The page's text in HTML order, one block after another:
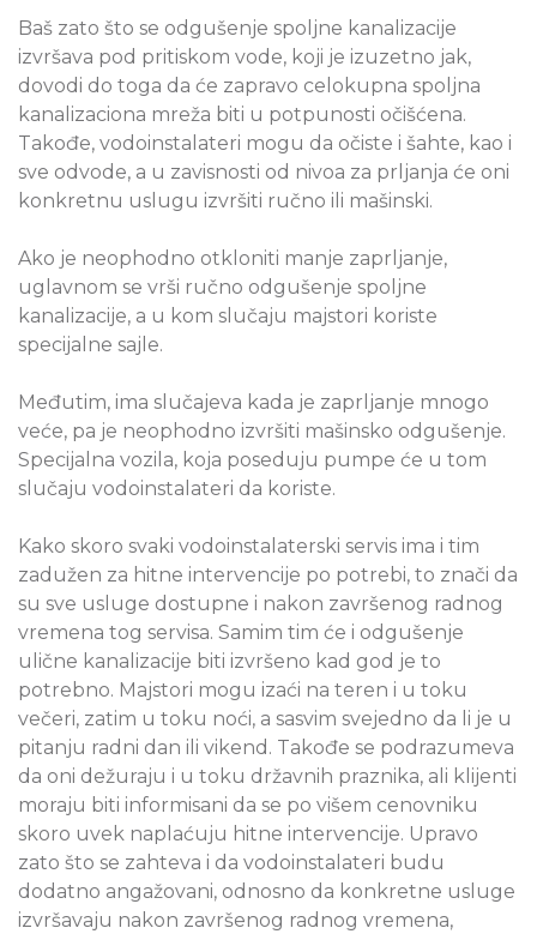
Baš zato što se odgušenje spoljne kanalizacije
izvršava pod pritiskom vode, koji je izuzetno jak,
dovodi do toga da će zapravo celokupna spoljna
kanalizaciona mreža biti u potpunosti očišćena.
Takođe, vodoinstalateri mogu da očiste i šahte, kao i
sve odvode, a u zavisnosti od nivoa za prljanja će oni
konkretnu uslugu izvršiti ručno ili mašinski.
Ako je neophodno otkloniti manje zaprljanje,
uglavnom se vrši ručno odgušenje spoljne
kanalizacije, a u kom slučaju majstori koriste
specijalne sajle.
Međutim, ima slučajeva kada je zaprljanje mnogo
veće, pa je neophodno izvršiti mašinsko odgušenje.
Specijalna vozila, koja poseduju pumpe će u tom
slučaju vodoinstalateri da koriste.
Kako skoro svaki vodoinstalaterski servis ima i tim
zadužen za hitne intervencije po potrebi, to znači da
su sve usluge dostupne i nakon završenog radnog
vremena tog servisa. Samim tim će i odgušenje
ulične kanalizacije biti izvršeno kad god je to
potrebno. Majstori mogu izaći na teren i u toku
večeri, zatim u toku noći, a sasvim svejedno da li je u
pitanju radni dan ili vikend. Takođe se podrazumeva
da oni dežuraju i u toku državnih praznika, ali klijenti
moraju biti informisani da se po višem cenovniku
skoro uvek naplaćuju hitne intervencije. Upravo
zato što se zahteva i da vodoinstalateri budu
dodatno angažovani, odnosno da konkretne usluge
izvršavaju nakon završenog radnog vremena,